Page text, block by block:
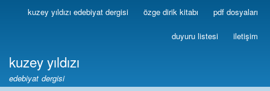
Ana
içeriğe
Birincilkuzey yıldızı edebiyat dergisi özge dirik kitabı pdf dosyaları
duyuru listesi iletişim
kuzey yıldızı
edebiyat dergisi